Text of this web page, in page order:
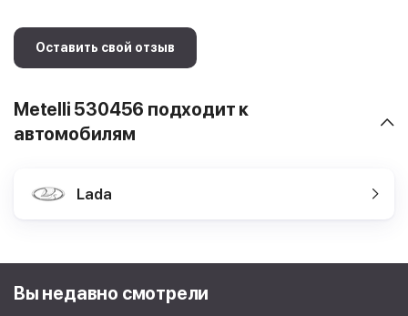
Оставить свой отзыв
Metelli 530456 подходит к
автомобилям
Lada
Вы недавно смотрели